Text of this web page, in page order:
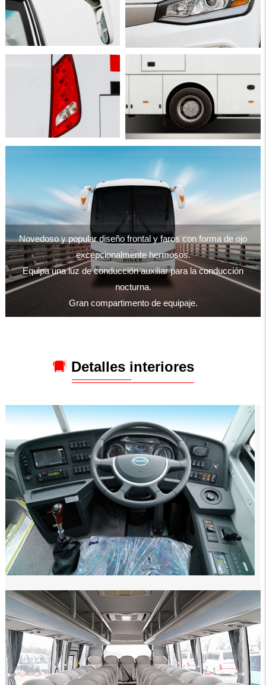
Novedoso y popular diseño frontal y faros con forma de ojo
excepcionalmente hermosos.
Equipa una luz de conducción auxiliar para la conducción
nocturna.
Gran compartimento de equipaje.
Detalles interiores